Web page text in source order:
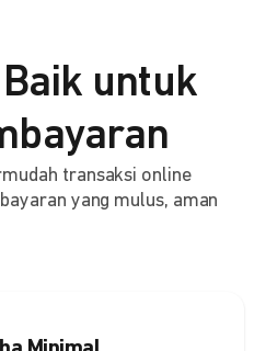
untuk
transaksi online
yang mulus, aman